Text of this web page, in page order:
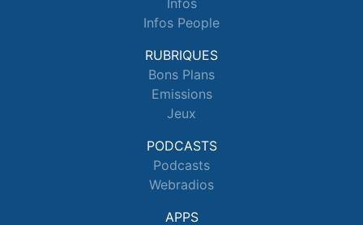
Infos
Infos People
RUBRIQUES
Bons Plans
Emissions
Jeux
PODCASTS
Podcasts
Webradios
APPS